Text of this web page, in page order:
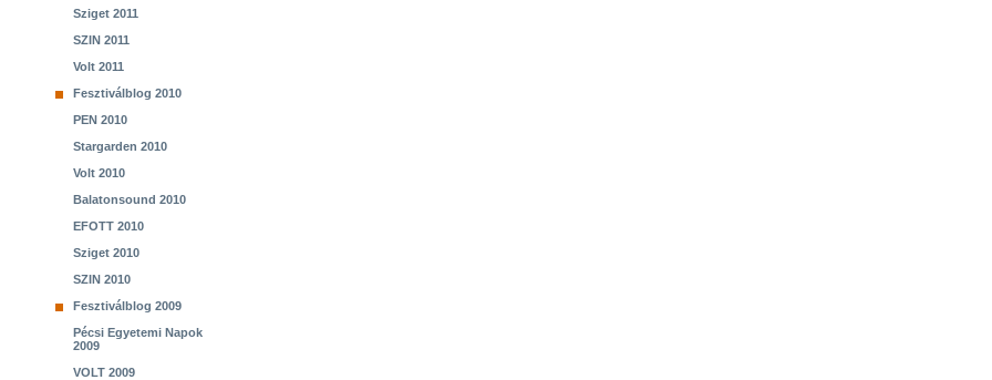
Sziget 2011
SZIN 2011
Volt 2011
Fesztiválblog 2010
PEN 2010
Stargarden 2010
Volt 2010
Balatonsound 2010
EFOTT 2010
Sziget 2010
SZIN 2010
Fesztiválblog 2009
Pécsi Egyetemi Napok
2009
VOLT 2009